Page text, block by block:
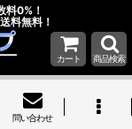
料0%！
料無料！
カート 商品検索
問い合わせ